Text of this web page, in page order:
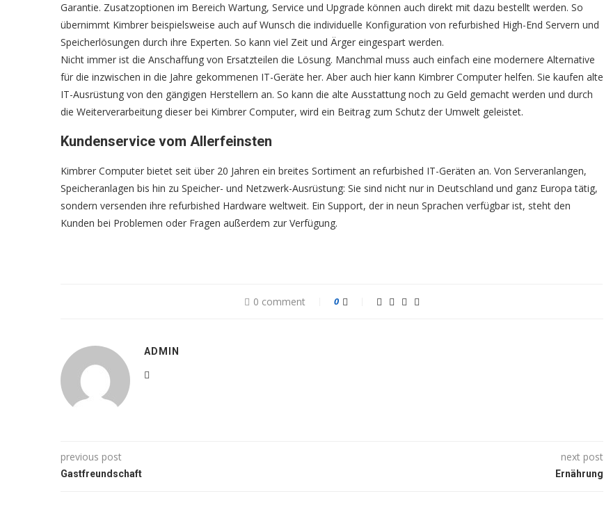
Garantie. Zusatzoptionen im Bereich Wartung, Service und Upgrade können auch direkt mit dazu bestellt werden. So
übernimmt Kimbrer beispielsweise auch auf Wunsch die individuelle Konfiguration von refurbished High-End Servern und
Speicherlösungen durch ihre Experten. So kann viel Zeit und Ärger eingespart werden.
Nicht immer ist die Anschaffung von Ersatzteilen die Lösung. Manchmal muss auch einfach eine modernere Alternative
für die inzwischen in die Jahre gekommenen IT-Geräte her. Aber auch hier kann Kimbrer Computer helfen. Sie kaufen alte
IT-Ausrüstung von den gängigen Herstellern an. So kann die alte Ausstattung noch zu Geld gemacht werden und durch
die Weiterverarbeitung dieser bei Kimbrer Computer, wird ein Beitrag zum Schutz der Umwelt geleistet.
Kundenservice vom Allerfeinsten
Kimbrer Computer bietet seit über 20 Jahren ein breites Sortiment an refurbished IT-Geräten an. Von Serveranlangen,
Speicheranlagen bis hin zu Speicher- und Netzwerk-Ausrüstung: Sie sind nicht nur in Deutschland und ganz Europa tätig,
sondern versenden ihre refurbished Hardware weltweit. Ein Support, der in neun Sprachen verfügbar ist, steht den
Kunden bei Problemen oder Fragen außerdem zur Verfügung.
0 comment 0
ADMIN
previous post
Gastfreundschaft
next post
Ernährung